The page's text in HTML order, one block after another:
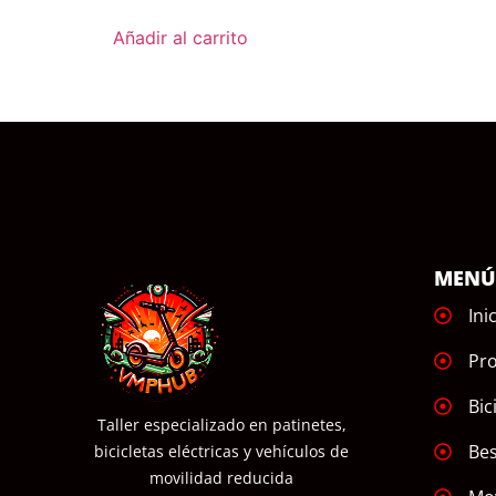
Añadir al carrito
Taller especializado en patinetes,
bicicletas eléctricas y vehículos de
movilidad reducida
MENÚ